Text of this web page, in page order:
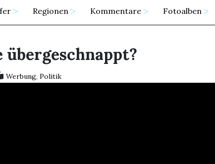
Regionen Kommentare Fotoalben
übergeschnappt?
Werbung, Politik